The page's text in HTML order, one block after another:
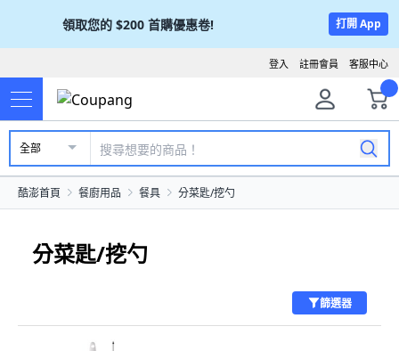
領取您的 $200 首購優惠卷! 打開 App
客服中心
註冊會員
登入
全部
酷澎首頁 餐廚用品 餐具 分菜匙/挖勺
分菜匙/挖勺
篩選器